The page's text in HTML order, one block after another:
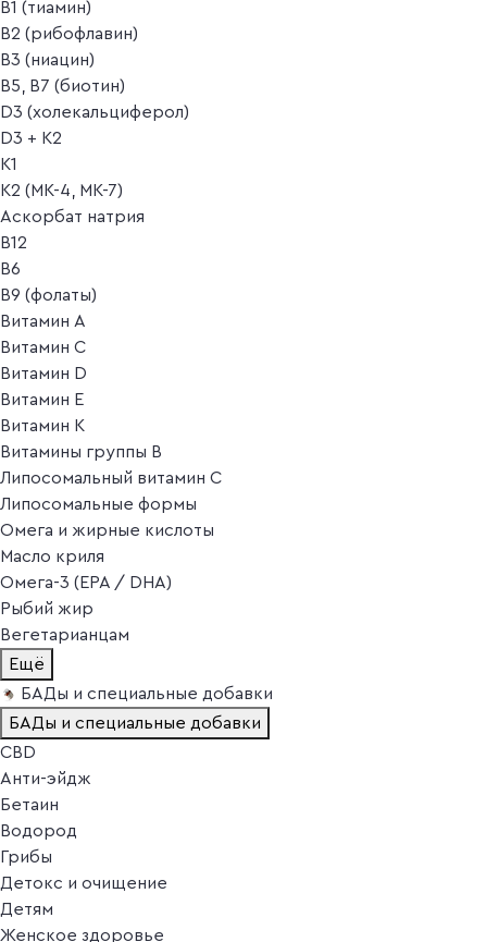
B1 (тиамин)
B2 (рибофлавин)
B3 (ниацин)
B5, B7 (биотин)
D3 (холекальциферол)
D3 + K2
K1
K2 (MK-4, MK-7)
Аскорбат натрия
В12
В6
В9 (фолаты)
Витамин A
Витамин C
Витамин D
Витамин E
Витамин K
Витамины группы B
Липосомальный витамин C
Липосомальные формы
Омега и жирные кислоты
Масло криля
Омега-3 (EPA / DHA)
Рыбий жир
Вегетарианцам
Ещё
БАДы и специальные добавки
БАДы и специальные добавки
CBD
Анти-эйдж
Бетаин
Водород
Грибы
Детокс и очищение
Детям
Женское здоровье